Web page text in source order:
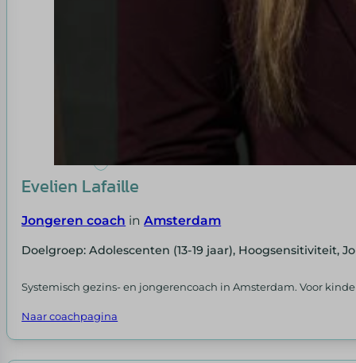
Evelien Lafaille
Jongeren coach inAmsterdam
Doelgroep: Adolescenten (13-19 jaar), Hoogsensitiviteit,
Systemisch gezins- en jongerencoach in Amsterdam. Voor
Naar coachpagina